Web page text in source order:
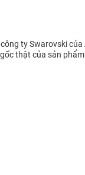
ty Swarovski
thật của sản